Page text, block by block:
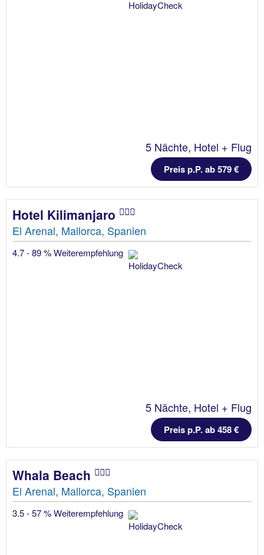
5 Nächte, Hotel + Flug
Preis p.P. ab 579 €
Hotel Kilimanjaro
El Arenal, Mallorca, Spanien
4.7 - 89 % Weiterempfehlung
5 Nächte, Hotel + Flug
Preis p.P. ab 458 €
Whala Beach
El Arenal, Mallorca, Spanien
3.5 - 57 % Weiterempfehlung